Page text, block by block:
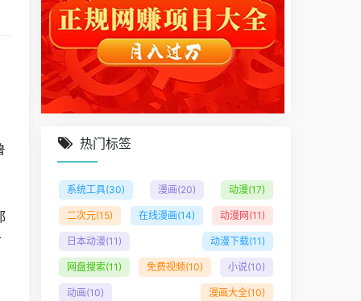
热门标签
系统工具(30) 漫画(20) 动漫(17)
二次元(15) 在线漫画(14) 动漫网 (11)
日本动漫(11) 动漫下载(11)
网盘搜索(11) 免费视频(10) 小说(10)
动画(10) 漫画大全(10)